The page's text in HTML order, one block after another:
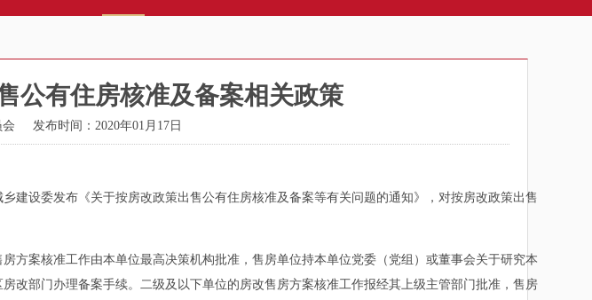
公有住房核准及备案相关政策
发布时间：2020年01月17日
设委发布《关于按房改政策出售公有住房核准及备案等有关问题的通知》，对按房改政策出售
案核准工作由本单位最高决策机构批准，售房单位持本单位党委（党组）或董事会关于研究本
改部门办理备案手续。二级及以下单位的房改售房方案核准工作报经其上级主管部门批准，售房